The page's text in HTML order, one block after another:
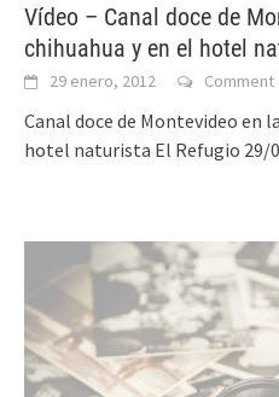
Vídeo – Canal doce de
chihuahua y en el hotel
29 enero, 2012 Comment
Canal doce de Montevideo en
hotel naturista El Refugio 29/